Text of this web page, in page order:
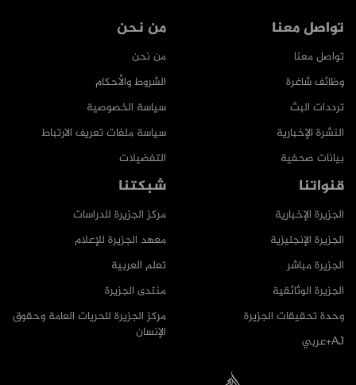
من نحن
من نحن
الشروط والأحكام
سياسة الخصوصية
سياسة ملفات تعريف الارتباط
التفضيلات
تواصل معنا
تواصل معنا
وظائف شاغرة
ترددات البث
النشرة الإخبارية
بيانات صحفية
شبكتنا
مركز الجزيرة للدراسات
معهد الجزيرة للإعلام
تعلم العربية
منتدى الجزيرة
مركز الجزيرة للحريات العامة وحقوق
الإنسان
قنواتنا
الجزيرة الإخبارية
الجزيرة الإنجليزية
الجزيرة مباشر
الجزيرة الوثائقية
وحدة تحقيقات الجزيرة
AJ+عربي